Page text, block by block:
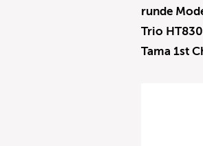
runde
Trio
Tama 1st